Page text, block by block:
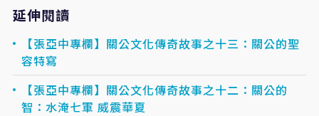
延伸閱讀
【張亞中專欄】關公文化傳奇故事之十三：關公的聖
容特寫
【張亞中專欄】關公文化傳奇故事之十二：關公的
智：水淹七軍 威震華夏